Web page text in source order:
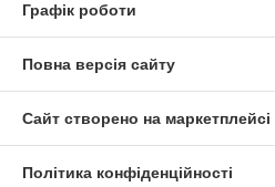
Графік роботи
Повна версія сайту
Сайт створено на маркетплейсі
Політика конфіденційності